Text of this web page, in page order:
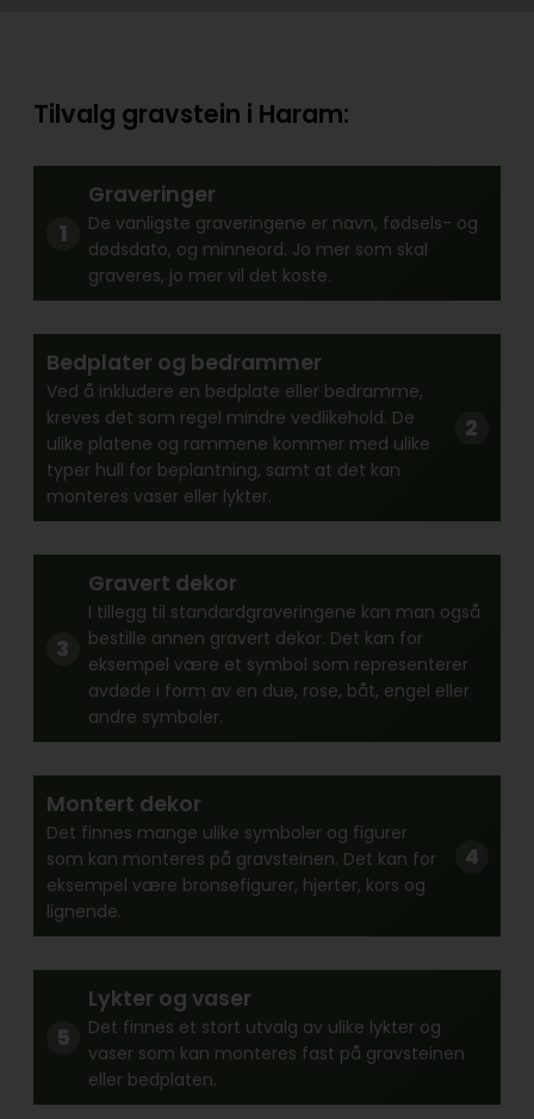
Tilvalg gravstein i Haram:
Graveringer
De vanligste graveringene er navn, fødsels- og
dødsdato, og minneord. Jo mer som skal
graveres, jo mer vil det koste.
Bedplater og bedrammer
Ved å inkludere en bedplate eller bedramme,
kreves det som regel mindre vedlikehold. De
ulike platene og rammene kommer med ulike
typer hull for beplantning, samt at det kan
monteres vaser eller lykter.
Gravert dekor
I tillegg til standardgraveringene kan man også
bestille annen gravert dekor. Det kan for
eksempel være et symbol som representerer
avdøde i form av en due, rose, båt, engel eller
andre symboler.
Montert dekor
Det finnes mange ulike symboler og figurer
som kan monteres på gravsteinen. Det kan for
eksempel være bronsefigurer, hjerter, kors og
lignende.
Lykter og vaser
Det finnes et stort utvalg av ulike lykter og
vaser som kan monteres fast på gravsteinen
eller bedplaten.